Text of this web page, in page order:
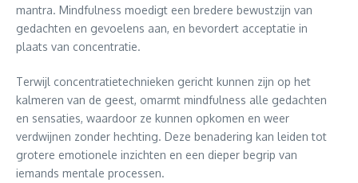
mantra. Mindfulness moedigt een bredere bewustzijn van
gedachten en gevoelens aan, en bevordert acceptatie in
plaats van concentratie.
Terwijl concentratietechnieken gericht kunnen zijn op het
kalmeren van de geest, omarmt mindfulness alle gedachten
en sensaties, waardoor ze kunnen opkomen en weer
verdwijnen zonder hechting. Deze benadering kan leiden tot
grotere emotionele inzichten en een dieper begrip van
iemands mentale processen.